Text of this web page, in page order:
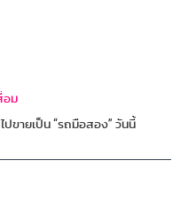
อม
ขายเป็น “รถมือสอง” วันนี้